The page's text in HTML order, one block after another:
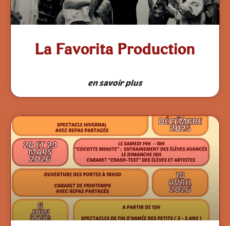
La Favorita Production
en savoir plus